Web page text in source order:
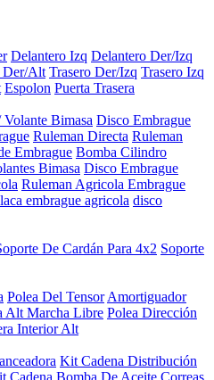
Delantero Izq Delantero Der/Izq
Der/Alt Trasero Der/Izq Trasero Izq
Espolon Puerta Trasera
Bimasa Disco Embrague
Ruleman Directa Ruleman
Embrague Bomba Cilindro
Bimasa Disco Embrague
Ruleman Agricola Embrague
embrague agricola disco
De Cardán Para 4x2 Soporte
Polea Del Tensor Amortiguador
Alt Marcha Libre Polea Dirección
Interior Alt
Kit Cadena Distribución
Cadena Bomba De Aceite Correas